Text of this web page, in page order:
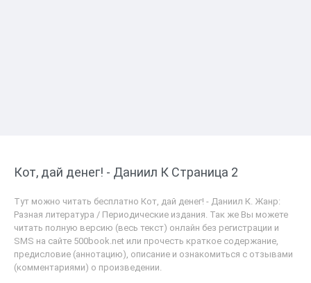
Кот, дай денег! - Даниил К Страница 2
Тут можно читать бесплатно Кот, дай денег! - Даниил К. Жанр:
Разная литература / Периодические издания. Так же Вы можете
читать полную версию (весь текст) онлайн без регистрации и
SMS на сайте 500book.net или прочесть краткое содержание,
предисловие (аннотацию), описание и ознакомиться с отзывами
(комментариями) о произведении.